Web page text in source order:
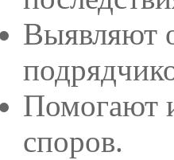
Выявляют
Помогают
споров.